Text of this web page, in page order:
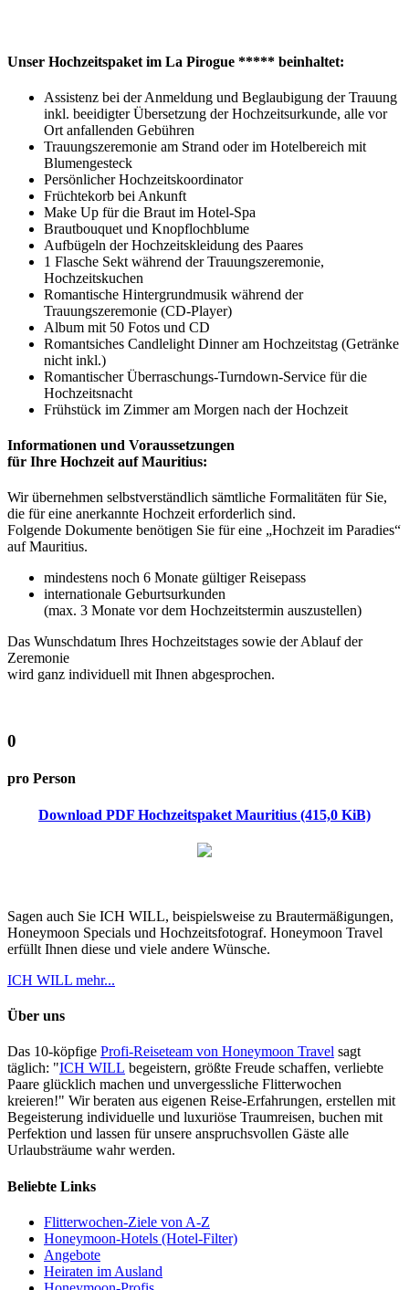
Unser Hochzeitspaket im La Pirogue ***** beinhaltet:
Assistenz bei der Anmeldung und Beglaubigung der Trauung
inkl. beeidigter Übersetzung der Hochzeitsurkunde, alle vor
Ort anfallenden Gebühren
Trauungszeremonie am Strand oder im Hotelbereich mit
Blumengesteck
Persönlicher Hochzeitskoordinator
Früchtekorb bei Ankunft
Make Up für die Braut im Hotel-Spa
Brautbouquet und Knopflochblume
Aufbügeln der Hochzeitskleidung des Paares
1 Flasche Sekt während der Trauungszeremonie,
Hochzeitskuchen
Romantische Hintergrundmusik während der
Trauungszeremonie (CD-Player)
Album mit 50 Fotos und CD
Romantsiches Candlelight Dinner am Hochzeitstag (Getränke
nicht inkl.)
Romantischer Überraschungs-Turndown-Service für die
Hochzeitsnacht
Frühstück im Zimmer am Morgen nach der Hochzeit
Informationen und Voraussetzungen
für Ihre Hochzeit auf Mauritius:
Wir übernehmen selbstverständlich sämtliche Formalitäten für Sie,
die für eine anerkannte Hochzeit erforderlich sind.
Folgende Dokumente benötigen Sie für eine „Hochzeit im Paradies“
auf Mauritius.
mindestens noch 6 Monate gültiger Reisepass
internationale Geburtsurkunden
(max. 3 Monate vor dem Hochzeitstermin auszustellen)
Das Wunschdatum Ihres Hochzeitstages sowie der Ablauf der
Zeremonie
wird ganz individuell mit Ihnen abgesprochen.
0
pro Person
Download PDF Hochzeitspaket Mauritius (415,0 KiB)
Sagen auch Sie ICH WILL, beispielsweise zu Brautermäßigungen,
Honeymoon Specials und Hochzeitsfotograf. Honeymoon Travel
erfüllt Ihnen diese und viele andere Wünsche.
ICH WILL mehr...
Über uns
Das 10-köpfige Profi-Reiseteam von Honeymoon Travel sagt
täglich: "ICH WILL begeistern, größte Freude schaffen, verliebte
Paare glücklich machen und unvergessliche Flitterwochen
kreieren!" Wir beraten aus eigenen Reise-Erfahrungen, erstellen mit
Begeisterung individuelle und luxuriöse Traumreisen, buchen mit
Perfektion und lassen für unsere anspruchsvollen Gäste alle
Urlaubsträume wahr werden.
Beliebte Links
Flitterwochen-Ziele von A-Z
Honeymoon-Hotels (Hotel-Filter)
Angebote
Heiraten im Ausland